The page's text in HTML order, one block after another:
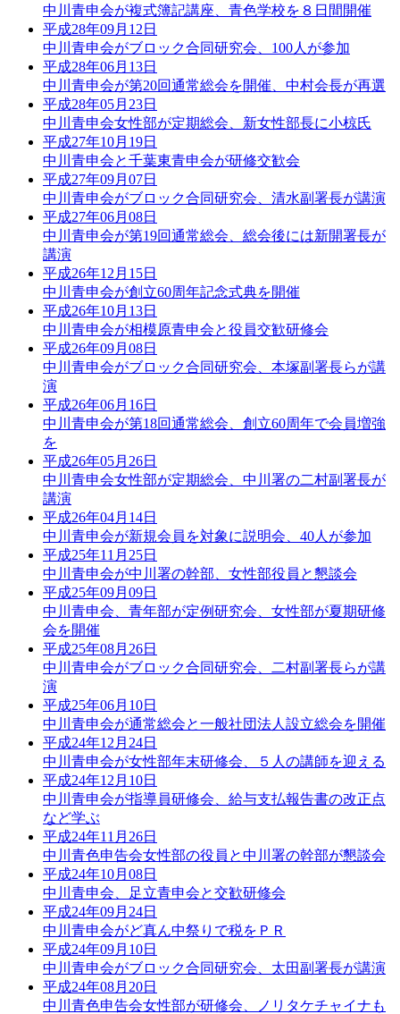
中川青申会が複式簿記講座、青色学校を８日間開催
平成28年09月12日
中川青申会がブロック合同研究会、100人が参加
平成28年06月13日
中川青申会が第20回通常総会を開催、中村会長が再選
平成28年05月23日
中川青申会女性部が定期総会、新女性部長に小椋氏
平成27年10月19日
中川青申会と千葉東青申会が研修交歓会
平成27年09月07日
中川青申会がブロック合同研究会、清水副署長が講演
平成27年06月08日
中川青申会が第19回通常総会、総会後には新開署長が
講演
平成26年12月15日
中川青申会が創立60周年記念式典を開催
平成26年10月13日
中川青申会が相模原青申会と役員交歓研修会
平成26年09月08日
中川青申会がブロック合同研究会、本塚副署長らが講
演
平成26年06月16日
中川青申会が第18回通常総会、創立60周年で会員増強
を
平成26年05月26日
中川青申会女性部が定期総会、中川署の二村副署長が
講演
平成26年04月14日
中川青申会が新規会員を対象に説明会、40人が参加
平成25年11月25日
中川青申会が中川署の幹部、女性部役員と懇談会
平成25年09月09日
中川青申会、青年部が定例研究会、女性部が夏期研修
会を開催
平成25年08月26日
中川青申会がブロック合同研究会、二村副署長らが講
演
平成25年06月10日
中川青申会が通常総会と一般社団法人設立総会を開催
平成24年12月24日
中川青申会が女性部年末研修会、５人の講師を迎える
平成24年12月10日
中川青申会が指導員研修会、給与支払報告書の改正点
など学ぶ
平成24年11月26日
中川青色申告会女性部の役員と中川署の幹部が懇談会
平成24年10月08日
中川青申会、足立青申会と交歓研修会
平成24年09月24日
中川青申会がど真ん中祭りで税をＰＲ
平成24年09月10日
中川青申会がブロック合同研究会、太田副署長が講演
平成24年08月20日
中川青色申告会女性部が研修会、ノリタケチャイナも